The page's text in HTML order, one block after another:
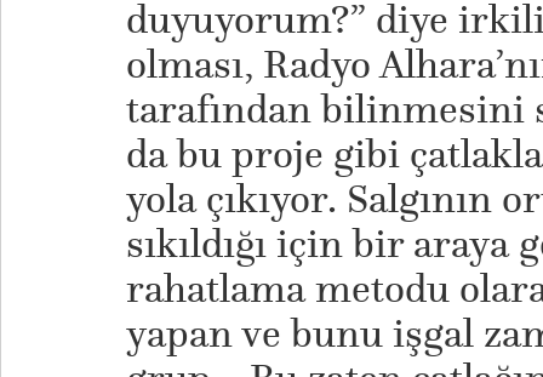
duyuyorum?” diye
olması, Radyo
tarafından bilinmesini
da bu proje gibi
yola çıkıyor. Salgının
sıkıldığı için bir araya
rahatlama metodu
yapan ve bunu işgal